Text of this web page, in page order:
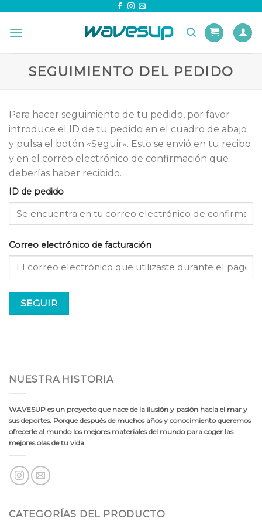
content
SEGUIMIENTO DEL PEDIDO
Para hacer seguimiento de tu pedido, por favor
introduce el ID de tu pedido en el cuadro de abajo
y pulsa el botón «Seguir». Esto se envió en tu recibo
y en el correo electrónico de confirmación que
deberías haber recibido.
ID de pedido
Correo electrónico de facturación
SEGUIR
NUESTRA HISTORIA
WAVESUP es un proyecto que nace de la ilusión y pasión hacia el mar y
sus deportes. Porque después de muchos años y conocimiento queremos
ofrecerle al mundo los mejores materiales del mundo para coger las
mejores olas de tu vida.
CATEGORÍAS DEL PRODUCTO